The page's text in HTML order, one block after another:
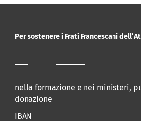
Per sostenere i Frati Francescani
nella formazione e nei ministeri,
donazione
IBAN